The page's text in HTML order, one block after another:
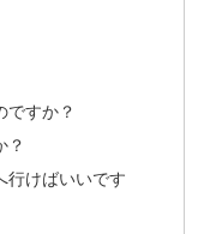
ですか？
？
行けばいいです